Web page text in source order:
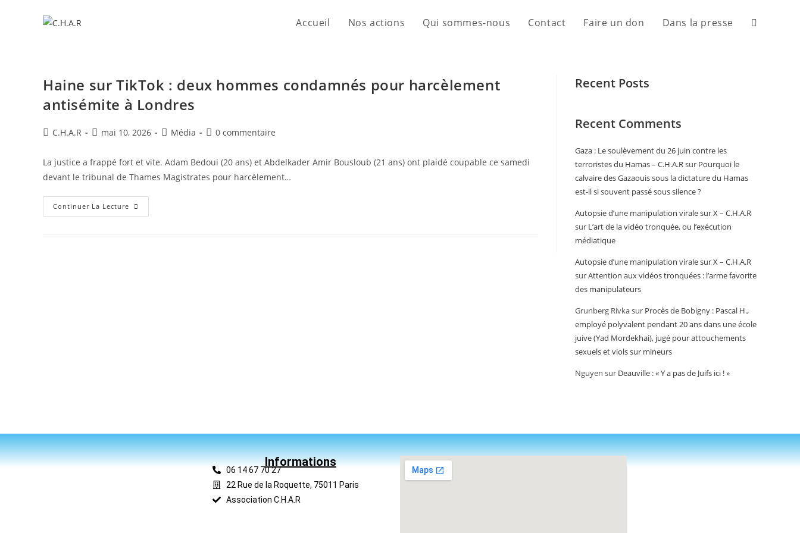
Accueil Nos actions Qui sommes-nous Contact Faire un don Dans la presse
Haine sur TikTok : deux hommes condamnés pour harcèlement
antisémite à Londres
C.H.A.R mai 10, 2026 Média 0 commentaire
La justice a frappé fort et vite. Adam Bedoui (20 ans) et Abdelkader Amir Bousloub (21 ans) ont plaidé coupable ce samedi
devant le tribunal de Thames Magistrates pour harcèlement…
Continuer La Lecture
Recent Posts
Recent Comments
Gaza : Le soulèvement du 26 juin contre les
terroristes du Hamas – C.H.A.Rsur Pourquoi le
calvaire des Gazaouis sous la dictature du Hamas
est-il si souvent passé sous silence ?
Autopsie d’une manipulation virale sur X – C.H.A.R
sur L’art de la vidéo tronquée, ou l’exécution
médiatique
Autopsie d’une manipulation virale sur X – C.H.A.R
surAttention aux vidéos tronquées : l’arme favorite
des manipulateurs
Grunberg Rivkasur Procès de Bobigny : Pascal H.,
employé polyvalent pendant 20 ans dans une école
juive (Yad Mordekhai), jugé pour attouchements
sexuels et viols sur mineurs
Nguyen sur Deauville : « Y a pas de Juifs ici ! »
Informations
06 14 67 70 27
22 Rue de la Roquette, 75011 Paris
Association C.H.A.R